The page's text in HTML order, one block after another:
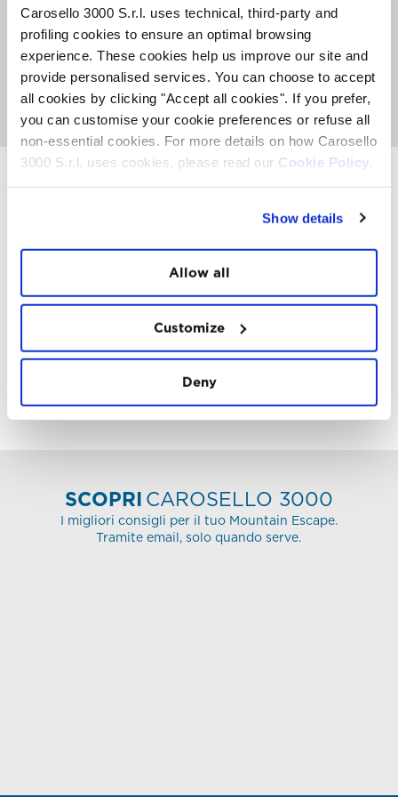
Carosello 3000 S.r.l. uses technical, third-party and
profiling cookies to ensure an optimal browsing
experience. These cookies help us improve our site and
provide personalised services. You can choose to accept
all cookies by clicking "Accept all cookies". If you prefer,
you can customise your cookie preferences or refuse all
non-essential cookies. For more details on how Carosello
3000 S.r.l. uses cookies, please read our Cookie Policy.
Show details
Allow all
Customize
Deny
un’abbondante Mountain Breakfast con piatti dolci e
salati.
Il pacchetto include il biglietto di andata e ritorno in
cabinovia e la Mountain Breakfast presso il Ristoro
Carosello 3000. Solo 50 posti disponibili.
VAI ALLA PAGINA SUNRISE EXPERIENCE
#THEMOUNTAINISFREEDOM
FOLLOWUS
SCOPRICAROSELLO 3000
I migliori consigli per il tuo Mountain Escape.
Tramite email, solo quando serve.